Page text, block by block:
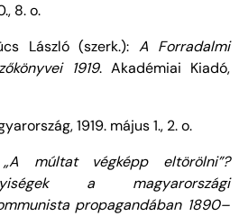
8. o.
László (szerk.): A Forradalmi
1919. Akadémiai Kiadó,
1919. május 1., 2. o.
„A múltat végképp eltörölni”?
a magyarországi
propagandában 1890–